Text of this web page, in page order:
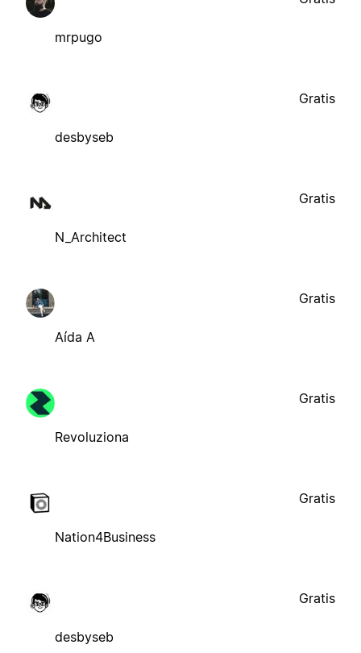
mrpugo
desbyseb
Gratis
N_Architect
Gratis
Aída A
Gratis
Revoluziona
Gratis
Nation4Business
Gratis
desbyseb
Gratis